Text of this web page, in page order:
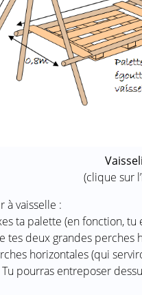
(clique sur
à vaisselle :
ta palette (en fonction,
tes deux grandes
horizontales (qui
pourras entreposer